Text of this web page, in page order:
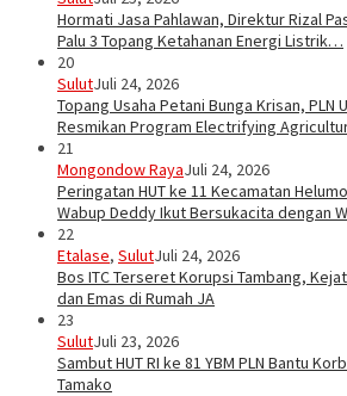
Hormati Jasa Pahlawan, Direktur Rizal
Palu 3 Topang Ketahanan Energi Listrik…
20
SulutJuli 24, 2026
Topang Usaha Petani Bunga Krisan, PLN
Resmikan Program Electrifying
21
Mongondow RayaJuli 24, 2026
Peringatan HUT ke 11 Kecamatan
Wabup Deddy Ikut Bersukacita dengan
22
Etalase, SulutJuli 24, 2026
Bos ITC Terseret Korupsi Tambang,
dan Emas di Rumah JA
23
SulutJuli 23, 2026
Sambut HUT RI ke 81 YBM PLN Bantu
Tamako